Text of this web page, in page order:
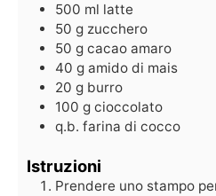
500 ml latte
50 g zucchero
50 g cacao amaro
40 g amido di mais
20 g burro
100 g cioccolato
q.b. farina di cocco
Istruzioni
Prendere uno stampo